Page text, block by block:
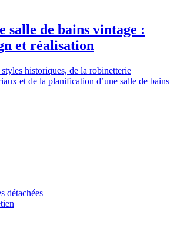
salle de bains vintage :
et réalisation
historiques, de la robinetterie
et de la planification d’une salle de bains
détachées